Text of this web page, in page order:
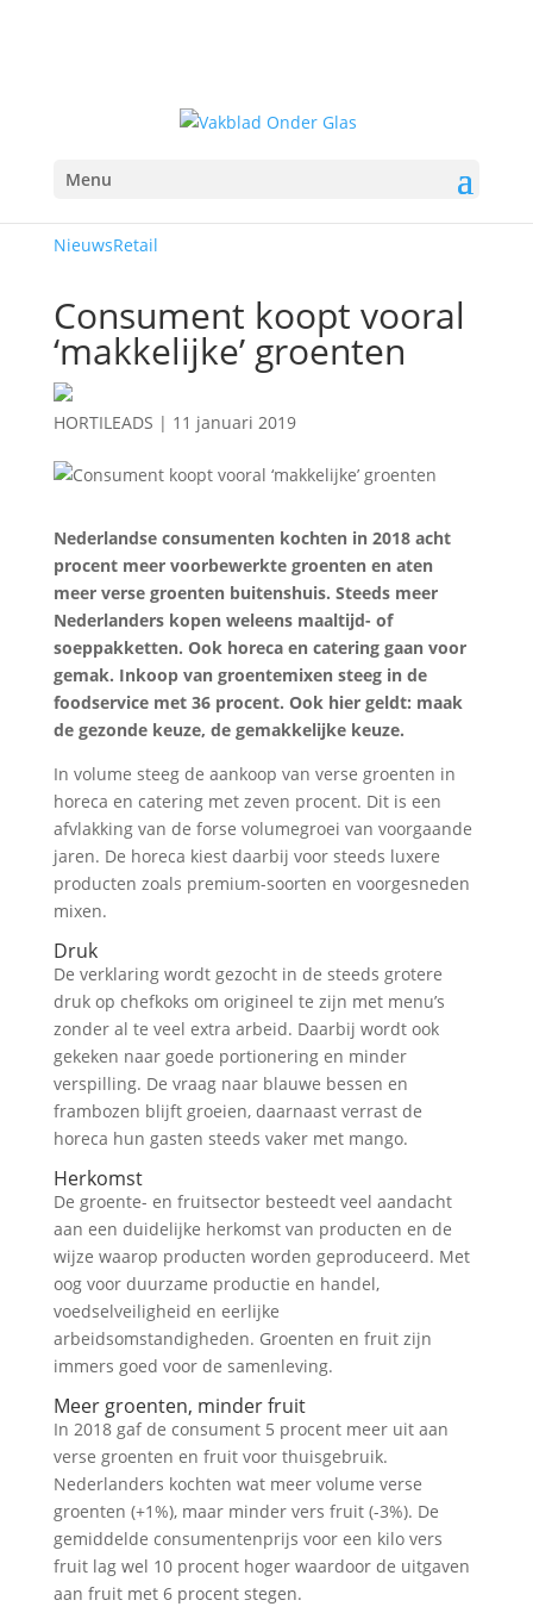
Menu
NieuwsRetail
Consument koopt vooral
‘makkelijke’ groenten
HORTILEADS | 11 januari 2019
Nederlandse consumenten kochten in 2018 acht
procent meer voorbewerkte groenten en aten
meer verse groenten buitenshuis. Steeds meer
Nederlanders kopen weleens maaltijd- of
soeppakketten. Ook horeca en catering gaan voor
gemak. Inkoop van groentemixen steeg in de
foodservice met 36 procent. Ook hier geldt: maak
de gezonde keuze, de gemakkelijke keuze.
In volume steeg de aankoop van verse groenten in
horeca en catering met zeven procent. Dit is een
afvlakking van de forse volumegroei van voorgaande
jaren. De horeca kiest daarbij voor steeds luxere
producten zoals premium-soorten en voorgesneden
mixen.
Druk
De verklaring wordt gezocht in de steeds grotere
druk op chefkoks om origineel te zijn met menu’s
zonder al te veel extra arbeid. Daarbij wordt ook
gekeken naar goede portionering en minder
verspilling. De vraag naar blauwe bessen en
frambozen blijft groeien, daarnaast verrast de
horeca hun gasten steeds vaker met mango.
Herkomst
De groente- en fruitsector besteedt veel aandacht
aan een duidelijke herkomst van producten en de
wijze waarop producten worden geproduceerd. Met
oog voor duurzame productie en handel,
voedselveiligheid en eerlijke
arbeidsomstandigheden. Groenten en fruit zijn
immers goed voor de samenleving.
Meer groenten, minder fruit
In 2018 gaf de consument 5 procent meer uit aan
verse groenten en fruit voor thuisgebruik.
Nederlanders kochten wat meer volume verse
groenten (+1%), maar minder vers fruit (-3%). De
gemiddelde consumentenprijs voor een kilo vers
fruit lag wel 10 procent hoger waardoor de uitgaven
aan fruit met 6 procent stegen.